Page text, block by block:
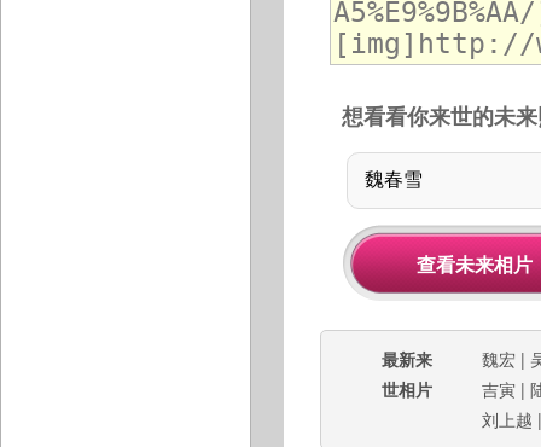
想看看你来世的未
最新来
世相片
魏宏 |
吉寅 |
刘上越